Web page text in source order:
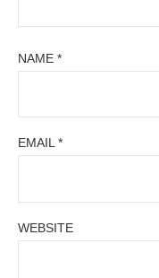
NAME *
EMAIL*
WEBSITE